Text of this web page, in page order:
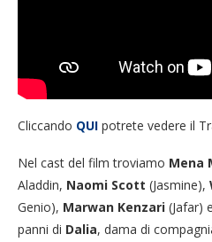
Cliccando QUI potrete vedere il
Nel cast del film troviamo Mena
Aladdin, Naomi Scott (Jasmine),
Genio), Marwan Kenzari (Jafar) e
panni di Dalia, dama di